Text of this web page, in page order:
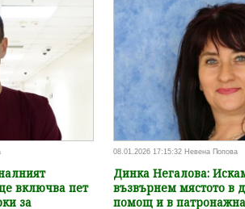
включва пет
за
08.01.2026 17:15:32 Невена Попова
Динка Негалова:
възвърнем мястото в
помощ и в